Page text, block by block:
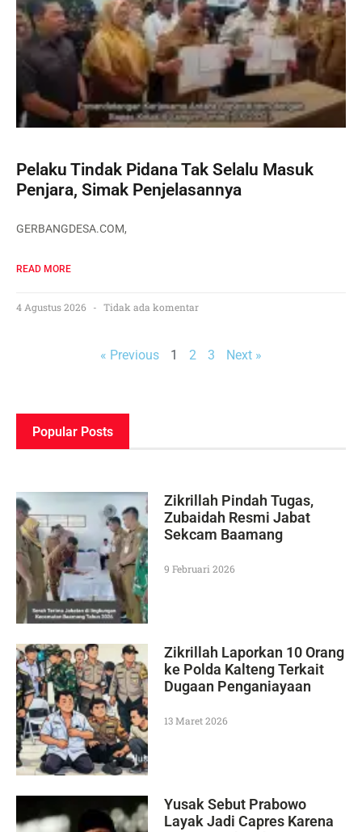
Pelaku Tindak Pidana Tak Selalu Masuk
Penjara, Simak Penjelasannya
GERBANGDESA.COM,
READ MORE
4 Agustus 2026 Tidak ada komentar
« Previous 1 2 3 Next »
Popular Posts
Zikrillah Pindah Tugas,
Zubaidah Resmi Jabat
Sekcam Baamang
9 Februari 2026
Zikrillah Laporkan 10 Orang
ke Polda Kalteng Terkait
Dugaan Penganiayaan
13 Maret 2026
Yusak Sebut Prabowo
Layak Jadi Capres Karena